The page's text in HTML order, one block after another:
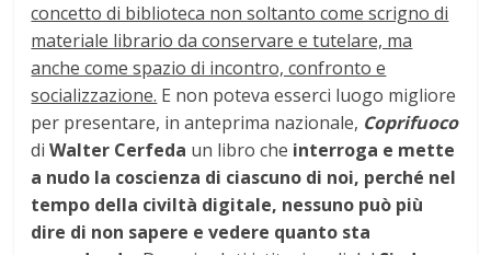
concetto di biblioteca non soltanto come scrigno di
materiale librario da conservare e tutelare, ma
anche come spazio di incontro, confronto e
socializzazione. E non poteva esserci luogo migliore
per presentare, in anteprima nazionale, Coprifuoco
diWalter Cerfeda un libro che interroga e mette
a nudo la coscienza di ciascuno di noi, perché nel
tempo della civiltà digitale, nessuno può più
dire di non sapere e vedere quanto sta